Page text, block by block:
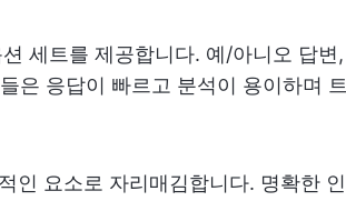
세트를 제공합니다. 예/아니오 답변,
은 응답이 빠르고 분석이 용이하며
인 요소로 자리매김합니다. 명확한